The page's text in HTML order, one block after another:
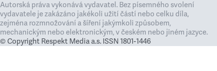
Autorská práva vykonává vydavatel. Bez písemného svolení
vydavatele je zakázáno jakékoli užití částí nebo celku díla,
zejména rozmnožování a šíření jakýmkoli způsobem,
mechanickým nebo elektronickým, v českém nebo jiném jazyce.
© Copyright Respekt Media a.s. ISSN 1801-1446